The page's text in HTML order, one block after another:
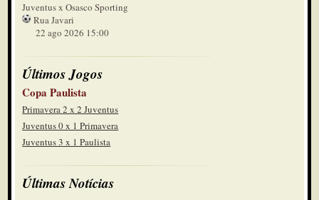
Juventus x Osasco Sporting
Rua Javari
22 ago 2026 15:00
Últimos Jogos
Copa Paulista
Primavera 2 x 2 Juventus
Juventus 0 x 1 Primavera
Juventus 3 x 1 Paulista
Últimas Notícias